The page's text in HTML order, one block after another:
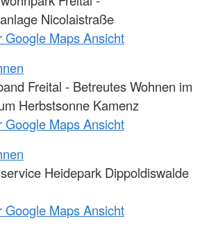
Nicolaistraße
Google Maps Ansicht
Freital - Betreutes Wohnen im
Herbstsonne Kamenz
Google Maps Ansicht
Heidepark Dippoldiswalde
Google Maps Ansicht